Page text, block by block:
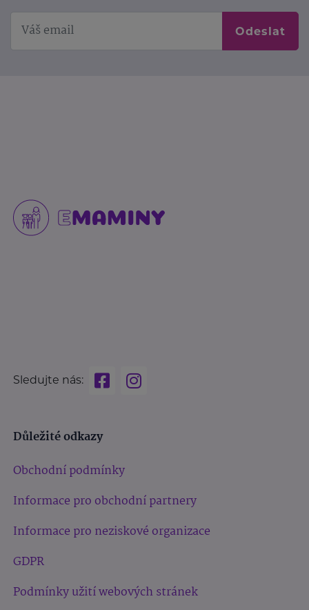
Odeslat
Sledujte nás:
Důležité odkazy
Obchodní podmínky
Informace pro obchodní partnery
Informace pro neziskové organizace
GDPR
Podmínky užití webových stránek